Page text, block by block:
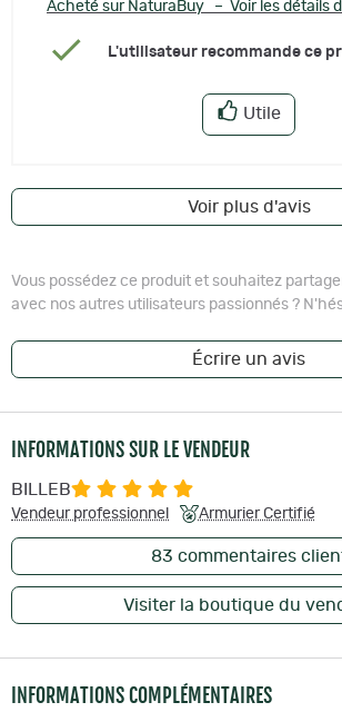
Acheté sur NaturaBuy – Voir les détails
L'utilisateur recommande ce
Utile
Voir plus d'avis
Vous possédez ce produit et souhaitez
avec nos autres utilisateurs passionnés ?
Écrire un avis
INFORMATIONS SUR LE VENDEUR
BILLEB
Vendeur professionnel Armurier Certifié
83 commentaires
Visiter la boutique du
INFORMATIONS COMPLÉMENTAIRES